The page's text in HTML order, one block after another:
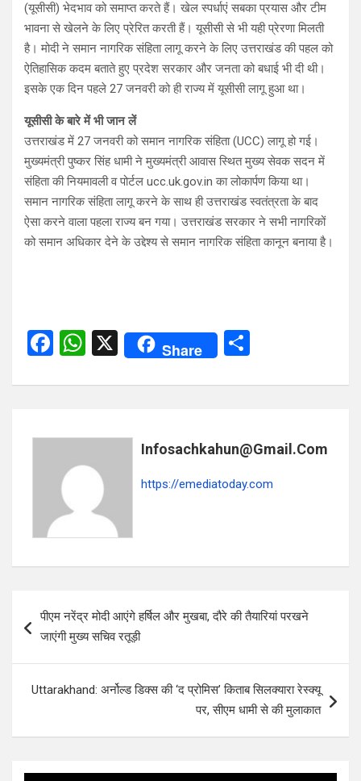
(यूसीसी) भेदभाव को समाप्त करते हैं। खेल स्पर्धाएं सबका प्रयास और टीम
भावना से खेलने के लिए प्रेरित करती हैं। यूसीसी से भी यही प्रेरणा मिलती
है। मोदी ने समान नागरिक संहिता लागू करने के लिए उत्तराखंड की पहल को
ऐतिहासिक कदम बताते हुए प्रदेश सरकार और जनता को बधाई भी दी थी।
इसके एक दिन पहले 27 जनवरी को ही राज्य में यूसीसी लागू हुआ था।
यूसीसी के बारे में भी जान लें
उत्तराखंड में 27 जनवरी को समान नागरिक संहिता (UCC) लागू हो गई।
मुख्यमंत्री पुष्कर सिंह धामी ने मुख्यमंत्री आवास स्थित मुख्य सेवक सदन में
संहिता की नियमावली व पोर्टल ucc.uk.gov.in का लोकार्पण किया था।
समान नागरिक संहिता लागू करने के साथ ही उत्तराखंड स्वतंत्रता के बाद
ऐसा करने वाला पहला राज्य बन गया। उत्तराखंड सरकार ने सभी नागरिकों
को समान अधिकार देने के उद्देश्य से समान नागरिक संहिता कानून बनाया है।
F
ce
o
o
k
W
at
A
p
p
X Share
ar
Infosachkahun@gmail.com
https://emediatoday.com
navigation
पीएम नरेंद्र मोदी आएंगे हर्षिल और मुखबा, दौरे की तैयारियां परखने
जाएंगी मुख्य सचिव रतूड़ी
Uttarakhand: अर्नोल्ड डिक्स की ‘द प्रोमिस’ किताब सिलक्यारा रेस्क्यू
पर, सीएम धामी से की मुलाकात